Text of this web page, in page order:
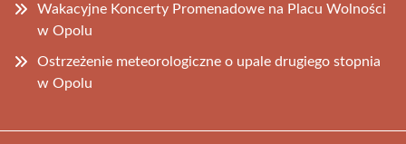
Wakacyjne Koncerty Promenadowe na Placu Wolności
w Opolu
Ostrzeżenie meteorologiczne o upale drugiego stopnia
w Opolu